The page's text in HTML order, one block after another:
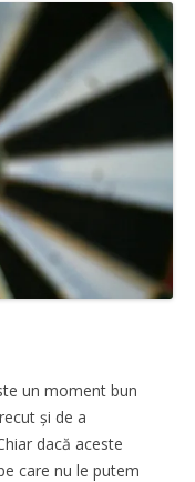
un moment bun
și de a
dacă aceste
care nu le putem